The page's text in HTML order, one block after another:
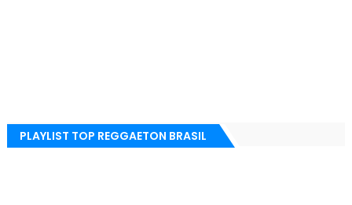
PLAYLIST TOP REGGAETON BRASIL